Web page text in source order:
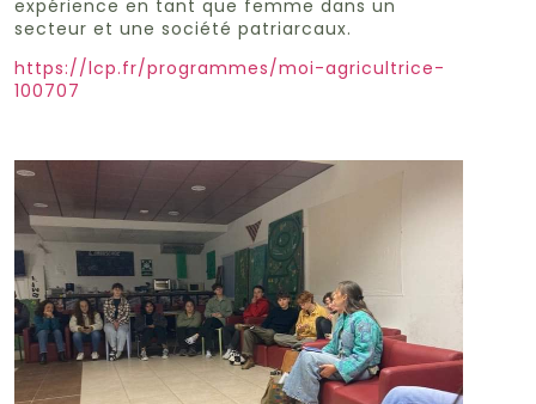
expérience en tant que femme dans un
secteur et une société patriarcaux.
https://lcp.fr/programmes/moi-agricultrice-
100707